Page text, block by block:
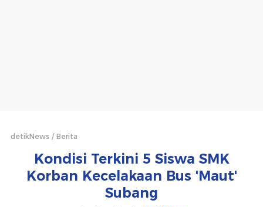
detikNews Berita
Kondisi Terkini 5 Siswa SMK
Korban Kecelakaan Bus 'Maut'
Subang